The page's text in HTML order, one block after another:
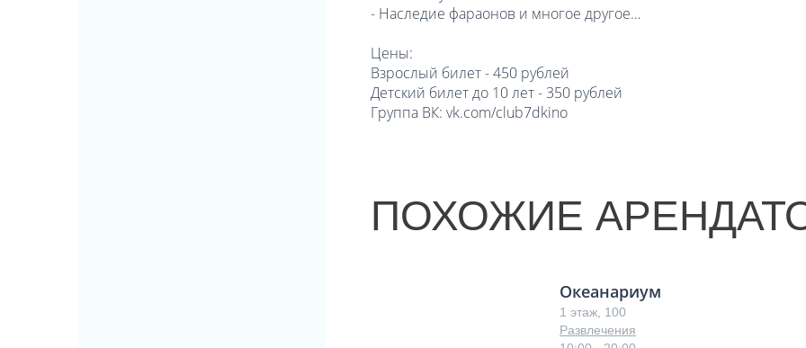
- Наследие фараонов и многое другое…
Цены:
Взрослый билет - 450 рублей
Детский билет до 10 лет - 350 рублей
Группа ВК: vk.com/club7dkino
ПОХОЖИЕ
Океанариум
1 этаж, 100
Развлечения